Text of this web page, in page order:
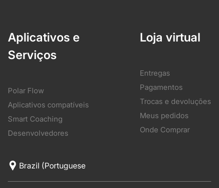
Aplicativos e
Serviços
Polar Flow
Aplicativos compatíveis
Smart Coaching
Desenvolvedores
Loja virtual
Entregas
Pagamentos
Trocas e devoluções
Meus pedidos
Onde Comprar